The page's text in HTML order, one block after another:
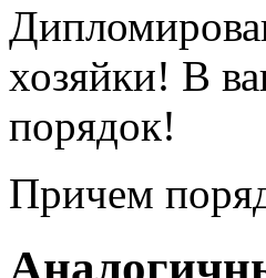
хозяйки! В
порядок!
Причем